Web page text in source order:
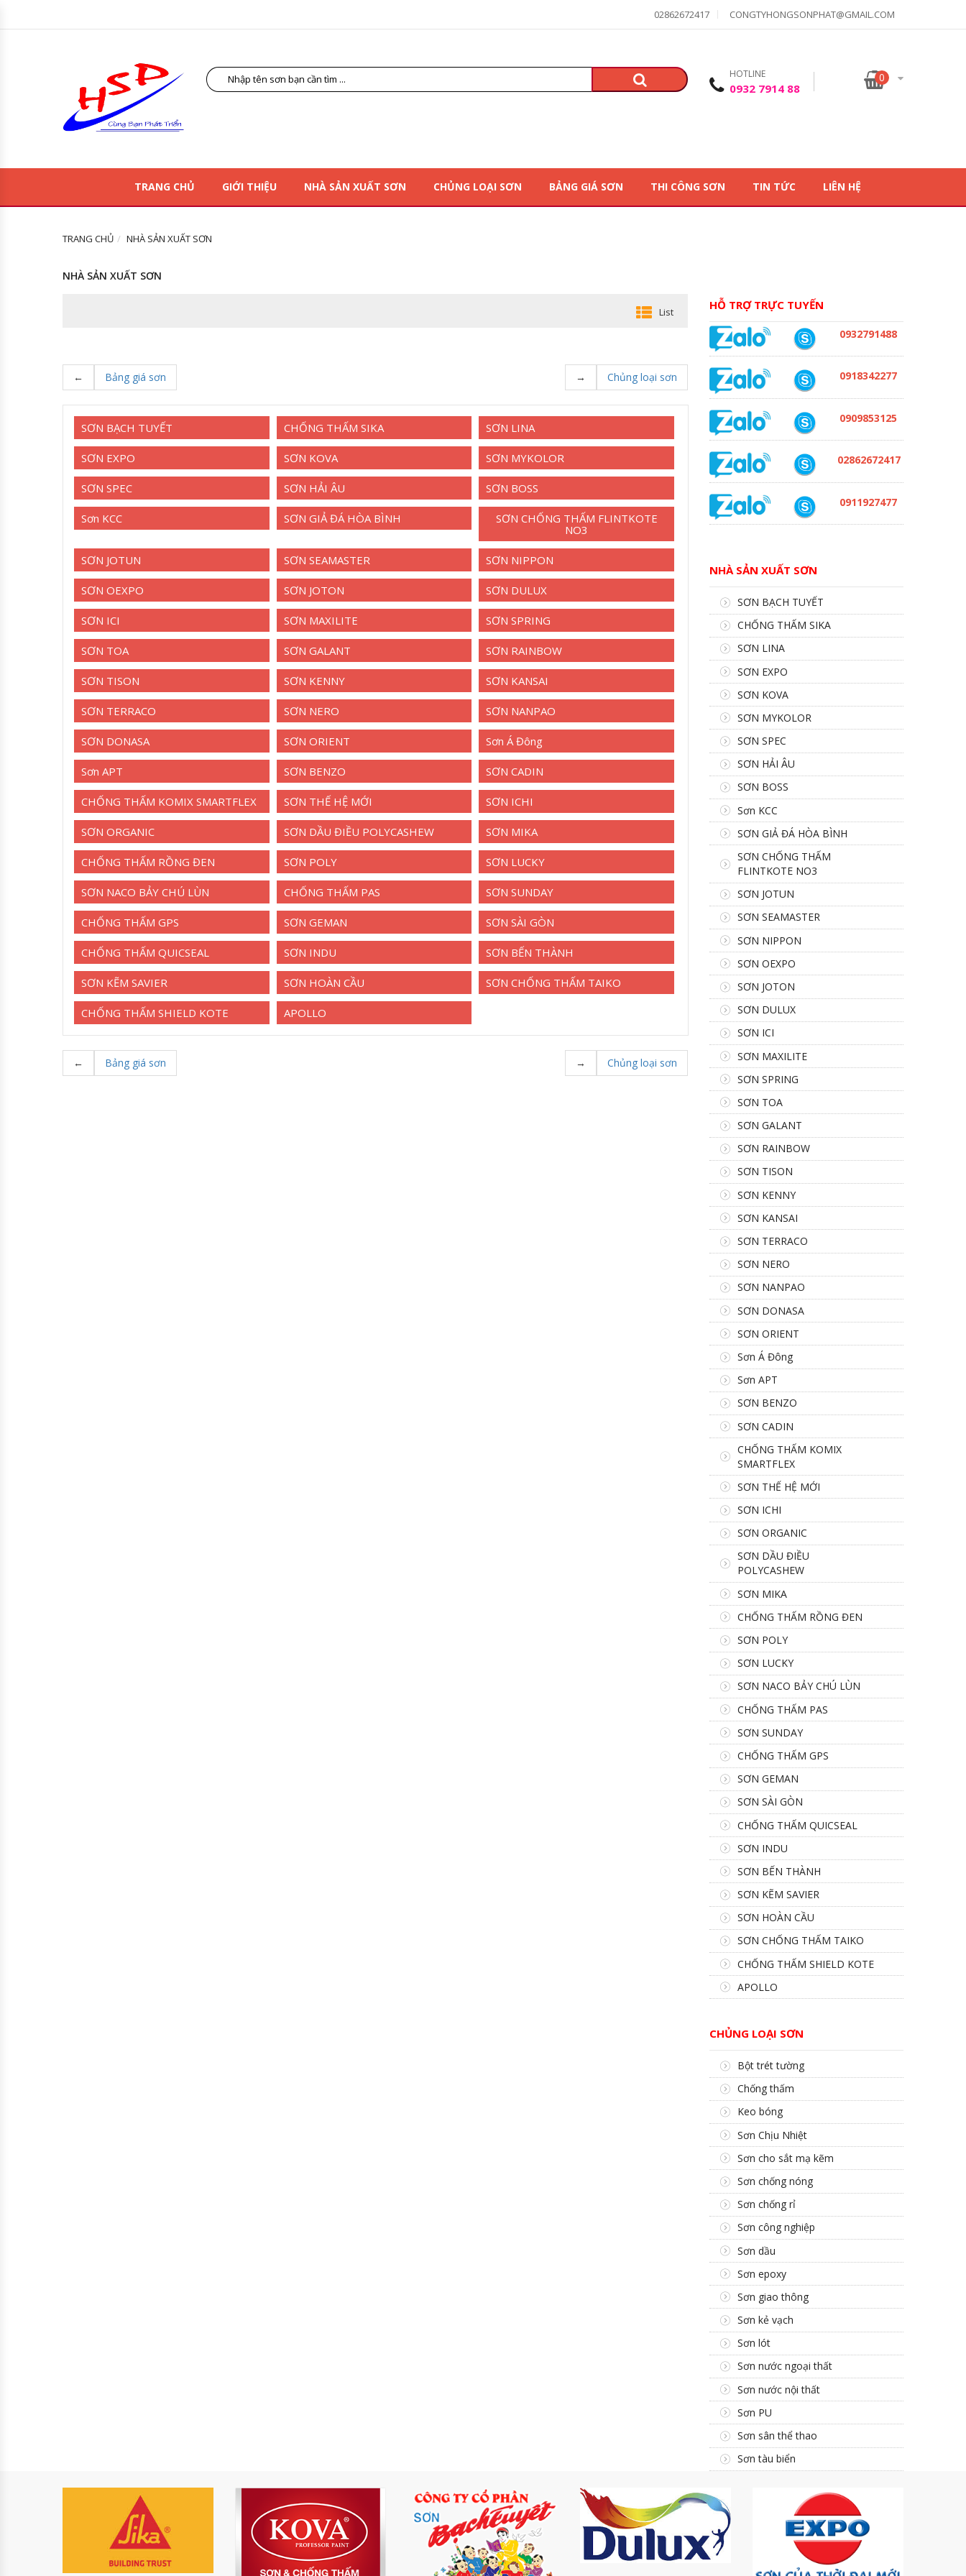
02862672417 CONGTYHONGSONPHAT@GMAIL.COM
HOTLINE
0932 7914 88
0
TRANG CHỦ GIỚI THIỆU NHÀ SẢN XUẤT SƠN CHỦNG LOẠI SƠN BẢNG GIÁ SƠN THI CÔNG SƠN TIN TỨC LIÊN HỆ
TRANG CHỦ NHÀ SẢN XUẤT SƠN
NHÀ SẢN XUẤT SƠN
List
← Bảng giá sơn Chủng loại sơn
→
SƠN BẠCH TUYẾT CHỐNG THẤM SIKA SƠN LINA
SƠN EXPO SƠN KOVA SƠN MYKOLOR
SƠN SPEC SƠN HẢI ÂU SƠN BOSS
Sơn KCC SƠN GIẢ ĐÁ HÒA BÌNH
SƠN CHỐNG THẤM FLINTKOTE
NO3
SƠN JOTUN SƠN SEAMASTER SƠN NIPPON
SƠN OEXPO SƠN JOTON SƠN DULUX
SƠN ICI SƠN MAXILITE SƠN SPRING
SƠN TOA SƠN GALANT SƠN RAINBOW
SƠN TISON SƠN KENNY SƠN KANSAI
SƠN TERRACO SƠN NERO SƠN NANPAO
SƠN DONASA SƠN ORIENT Sơn Á Đông
Sơn APT SƠN BENZO SƠN CADIN
CHỐNG THẤM KOMIX SMARTFLEX SƠN THẾ HỆ MỚI SƠN ICHI
SƠN ORGANIC SƠN DẦU ĐIỀU POLYCASHEW SƠN MIKA
CHỐNG THẤM RỒNG ĐEN SƠN POLY SƠN LUCKY
SƠN NACO BẢY CHÚ LÙN CHỐNG THẤM PAS SƠN SUNDAY
CHỐNG THẤM GPS SƠN GEMAN SƠN SÀI GÒN
CHỐNG THẤM QUICSEAL SƠN INDU SƠN BẾN THÀNH
SƠN KẼM SAVIER SƠN HOÀN CẦU SƠN CHỐNG THẤM TAIKO
CHỐNG THẤM SHIELD KOTE APOLLO
← Bảng giá sơn Chủng loại sơn
→
HỖ TRỢ TRỰC TUYẾN
0932791488
0918342277
0909853125
02862672417
0911927477
NHÀ SẢN XUẤT SƠN
SƠN BẠCH TUYẾT
CHỐNG THẤM SIKA
SƠN LINA
SƠN EXPO
SƠN KOVA
SƠN MYKOLOR
SƠN SPEC
SƠN HẢI ÂU
SƠN BOSS
Sơn KCC
SƠN GIẢ ĐÁ HÒA BÌNH
SƠN CHỐNG THẤM
FLINTKOTE NO3
SƠN JOTUN
SƠN SEAMASTER
SƠN NIPPON
SƠN OEXPO
SƠN JOTON
SƠN DULUX
SƠN ICI
SƠN MAXILITE
SƠN SPRING
SƠN TOA
SƠN GALANT
SƠN RAINBOW
SƠN TISON
SƠN KENNY
SƠN KANSAI
SƠN TERRACO
SƠN NERO
SƠN NANPAO
SƠN DONASA
SƠN ORIENT
Sơn Á Đông
Sơn APT
SƠN BENZO
SƠN CADIN
CHỐNG THẤM KOMIX
SMARTFLEX
SƠN THẾ HỆ MỚI
SƠN ICHI
SƠN ORGANIC
SƠN DẦU ĐIỀU
POLYCASHEW
SƠN MIKA
CHỐNG THẤM RỒNG ĐEN
SƠN POLY
SƠN LUCKY
SƠN NACO BẢY CHÚ LÙN
CHỐNG THẤM PAS
SƠN SUNDAY
CHỐNG THẤM GPS
SƠN GEMAN
SƠN SÀI GÒN
CHỐNG THẤM QUICSEAL
SƠN INDU
SƠN BẾN THÀNH
SƠN KẼM SAVIER
SƠN HOÀN CẦU
SƠN CHỐNG THẤM TAIKO
CHỐNG THẤM SHIELD KOTE
APOLLO
CHỦNG LOẠI SƠN
Bột trét tường
Chống thấm
Keo bóng
Sơn Chịu Nhiệt
Sơn cho sắt mạ kẽm
Sơn chống nóng
Sơn chống rỉ
Sơn công nghiệp
Sơn dầu
Sơn epoxy
Sơn giao thông
Sơn kẻ vạch
Sơn lót
Sơn nước ngoại thất
Sơn nước nội thất
Sơn PU
Sơn sân thể thao
Sơn tàu biển